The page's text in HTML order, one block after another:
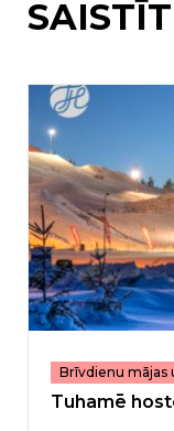
Brīvdienu mājas
Tuhamē